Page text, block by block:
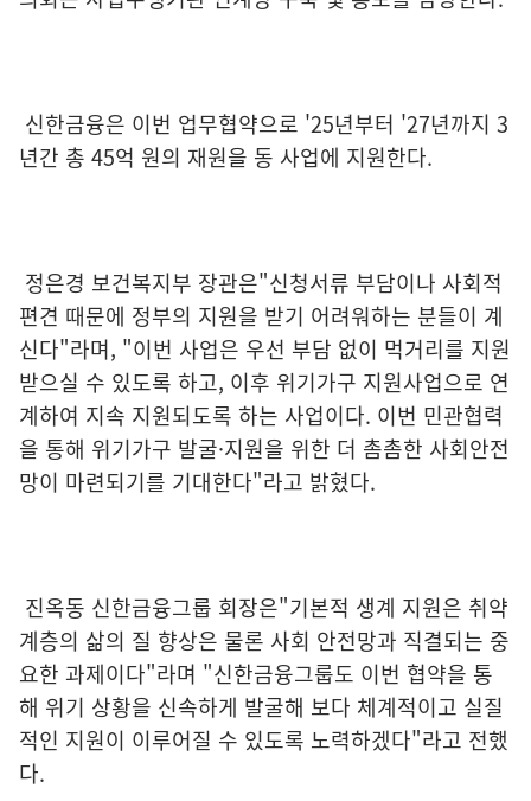
신한금융은 이번 업무협약으로 '25년부터 '27년까지 3
년간 총 45억 원의 재원을 동 사업에 지원한다.
정은경 보건복지부 장관은"신청서류 부담이나 사회적
편견 때문에 정부의 지원을 받기 어려워하는 분들이 계
신다"라며, "이번 사업은 우선 부담 없이 먹거리를 지원
받으실 수 있도록 하고, 이후 위기가구 지원사업으로 연
계하여 지속 지원되도록 하는 사업이다. 이번 민관협력
을 통해 위기가구 발굴·지원을 위한 더 촘촘한 사회안전
망이 마련되기를 기대한다"라고 밝혔다.
진옥동 신한금융그룹 회장은"기본적 생계 지원은 취약
계층의 삶의 질 향상은 물론 사회 안전망과 직결되는 중
요한 과제이다"라며 "신한금융그룹도 이번 협약을 통
해 위기 상황을 신속하게 발굴해 보다 체계적이고 실질
적인 지원이 이루어질 수 있도록 노력하겠다"라고 전했
다.